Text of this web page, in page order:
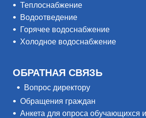
Теплоснабжение
Водоотведение
Горячее водоснабжение
Холодное водоснабжение
ОБРАТНАЯ СВЯЗЬ
Вопрос директору
Обращения граждан
Анкета для опроса обучающихся